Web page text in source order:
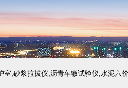
室,砂浆拉拔仪,沥青车辙试验仪,水泥六